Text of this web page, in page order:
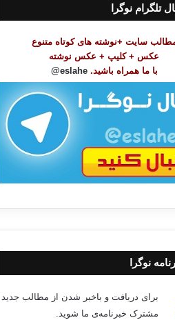
تلگرام نوگرا
سایت +نوشته های کوتاه متنوع
عکس + کلیپ + عکس نوشته
با ما همراه باشید. eslahe@
نوگرا
برای دریافت و باخبر شدن از مطالب جدید
مشترک خبرنامه‌ی ما شوید.